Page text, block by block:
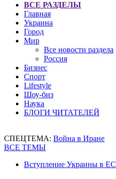
ВСЕ РАЗДЕЛЫ
Главная
Украина
Город
Мир
Все новости раздела
Россия
Бизнес
Спорт
Lifestyle
Шоу-биз
Наука
БЛОГИ ЧИТАТЕЛЕЙ
СПЕЦТЕМА: Война в Иране
ВСЕ ТЕМЫ
Вступление Украины в ЕС